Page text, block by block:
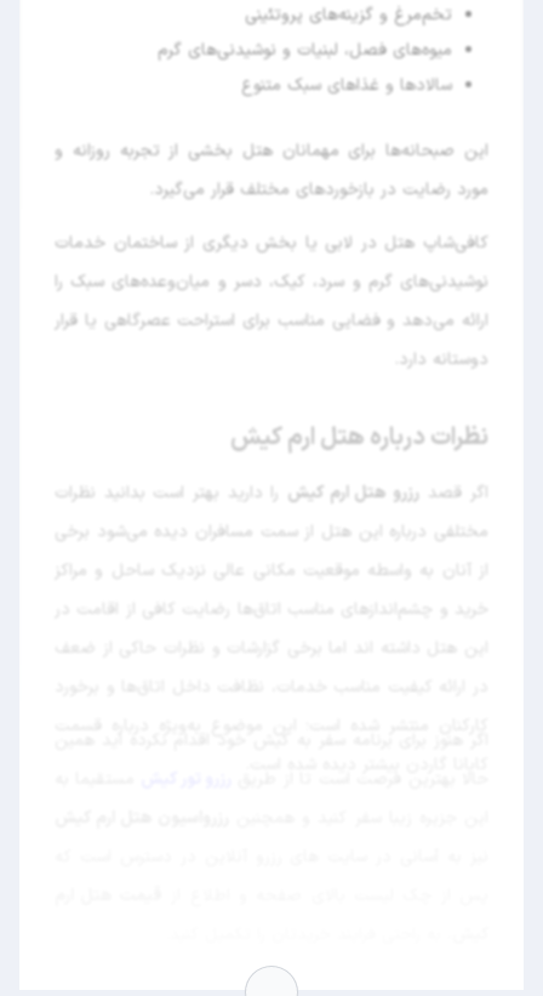
تخم‌مرغ و گزینه‌های پروتئینی
میوه‌های فصل، لبنیات و نوشیدنی‌های گرم
سالادها و غذاهای سبک متنوع
این صبحانه‌ها برای مهمانان هتل بخشی از تجربه روزانه و
مورد رضایت در بازخوردهای مختلف قرار می‌گیرد.
کافی‌شاپ هتل در لابی یا بخش دیگری از ساختمان خدمات
نوشیدنی‌های گرم و سرد، کیک، دسر و میان‌وعده‌های سبک را
ارائه می‌دهد و فضایی مناسب برای استراحت عصرگاهی یا قرار
دوستانه دارد.
نظرات درباره هتل ارم کیش
اگر قصد رزرو هتل ارم کیش را دارید بهتر است بدانید نظرات
مختلفی درباره این هتل از سمت مسافران دیده می‌شود برخی
از آنان به واسطه موقعیت مکانی عالی نزدیک ساحل و مراکز
خرید و چشم‌اندازهای مناسب اتاق‌ها رضایت کافی از اقامت در
این هتل داشته اند اما برخی گزارشات و نظرات حاکی از ضعف
در ارائه کیفیت مناسب خدمات، نظافت داخل اتاق‌ها و برخورد